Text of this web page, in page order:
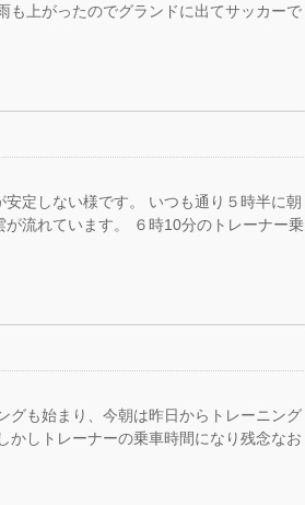
も上がったのでグランドに出てサッカーで
定しない様です。 いつも通り５時半に朝
流れています。 ６時10分のトレーナー乗
グも始まり、今朝は昨日からトレーニング
かしトレーナーの乗車時間になり残念なお